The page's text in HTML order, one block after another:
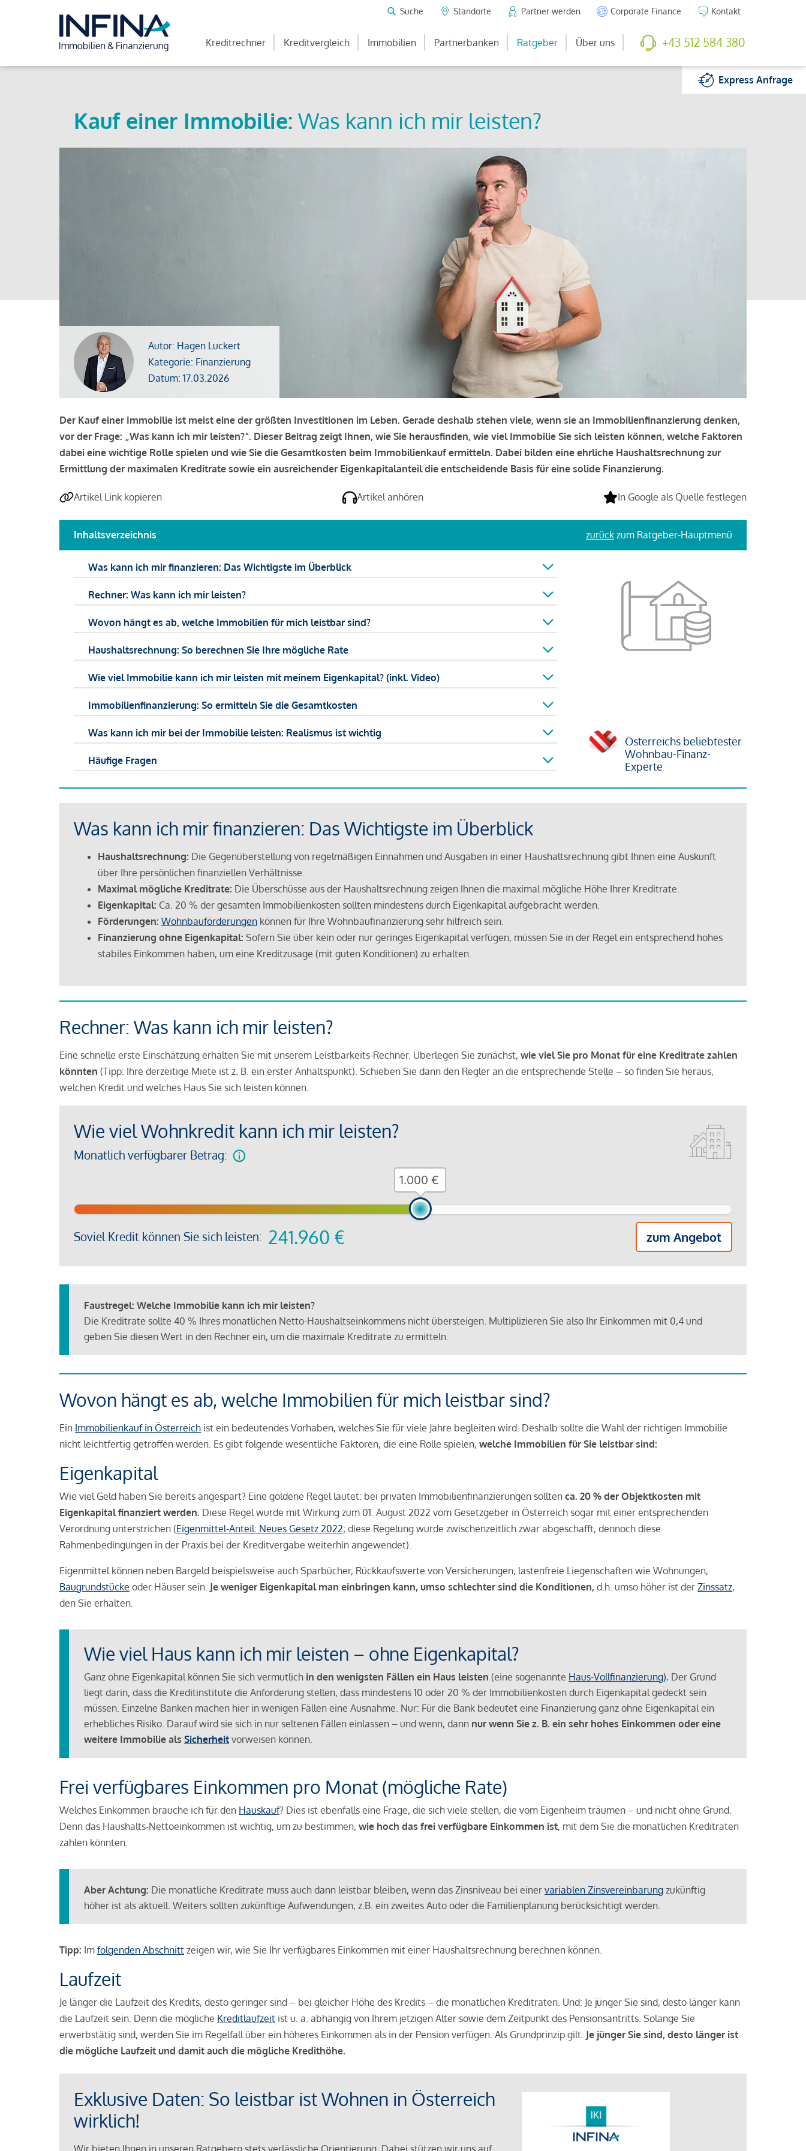
Suche Standorte Partner werden Corporate Finance Kontakt
Kreditrechner Kreditvergleich Immobilien Partnerbanken Ratgeber Über uns +43 512 584 380
ExpressAnfrage
Kauf einer Immobilie: Was kann ich mir leisten?
Autor: Hagen Luckert
Kategorie: Finanzierung
Datum: 17.03.2026
Der Kauf einer Immobilie ist meist eine der größten Investitionen im Leben. Gerade deshalb stehen viele, wenn sie an Immobilienfinanzierung denken,
vor der Frage: „Was kann ich mir leisten?“. Dieser Beitrag zeigt Ihnen, wie Sie herausfinden, wie viel Immobilie Sie sich leisten können, welche Faktoren
dabei eine wichtige Rolle spielen und wie Sie die Gesamtkosten beim Immobilienkauf ermitteln. Dabei bilden eine ehrliche Haushaltsrechnung zur
Ermittlung der maximalen Kreditrate sowie ein ausreichender Eigenkapitalanteil die entscheidende Basis für eine solide Finanzierung.
Artikel Link kopieren Artikel anhören In Google als Quelle festlegen
Inhaltsverzeichnis zurück zum Ratgeber-Hauptmenü
Was kann ich mir finanzieren: Das Wichtigste im Überblick
Rechner: Was kann ich mir leisten?
Wovon hängt es ab, welche Immobilien für mich leistbar sind?
Haushaltsrechnung: So berechnen Sie Ihre mögliche Rate
Wie viel Immobilie kann ich mir leisten mit meinem Eigenkapital? (inkl. Video)
Immobilienfinanzierung: So ermitteln Sie die Gesamtkosten
Was kann ich mir bei der Immobilie leisten: Realismus ist wichtig
Häufige Fragen
Österreichs beliebtester
Wohnbau-Finanz-
Experte
Was kann ich mir finanzieren: Das Wichtigste im Überblick
Haushaltsrechnung: Die Gegenüberstellung von regelmäßigen Einnahmen und Ausgaben in einer Haushaltsrechnung gibt Ihnen eine Auskunft
über Ihre persönlichen finanziellen Verhältnisse.
Maximal mögliche Kreditrate: Die Überschüsse aus der Haushaltsrechnung zeigen Ihnen die maximal mögliche Höhe Ihrer Kreditrate.
Eigenkapital: Ca. 20 % der gesamten Immobilienkosten sollten mindestens durch Eigenkapital aufgebracht werden.
Förderungen: Wohnbauförderungen können für Ihre Wohnbaufinanzierung sehr hilfreich sein.
Finanzierung ohne Eigenkapital: Sofern Sie über kein oder nur geringes Eigenkapital verfügen, müssen Sie in der Regel ein entsprechend hohes
stabiles Einkommen haben, um eine Kreditzusage (mit guten Konditionen) zu erhalten.
Rechner: Was kann ich mir leisten?
Eine schnelle erste Einschätzung erhalten Sie mit unserem Leistbarkeits-Rechner. Überlegen Sie zunächst, wie viel Sie pro Monat für eine Kreditrate zahlen
könnten (Tipp: Ihre derzeitige Miete ist z. B. ein erster Anhaltspunkt). Schieben Sie dann den Regler an die entsprechende Stelle – so finden Sie heraus,
welchen Kredit und welches Haus Sie sich leisten können.
Wie viel Wohnkredit kann ich mir leisten?
Monatlich verfügbarer Betrag:
Soviel Kredit können Sie sich leisten: 241.960 € zum Angebot
€
Faustregel: Welche Immobilie kann ich mir leisten?
Die Kreditrate sollte 40 % Ihres monatlichen Netto-Haushaltseinkommens nicht übersteigen. Multiplizieren Sie also Ihr Einkommen mit 0,4 und
geben Sie diesen Wert in den Rechner ein, um die maximale Kreditrate zu ermitteln.
Wovon hängt es ab, welche Immobilien für mich leistbar sind?
Ein Immobilienkauf in Österreich ist ein bedeutendes Vorhaben, welches Sie für viele Jahre begleiten wird. Deshalb sollte die Wahl der richtigen Immobilie
nicht leichtfertig getroffen werden. Es gibt folgende wesentliche Faktoren, die eine Rolle spielen, welche Immobilien für Sie leistbar sind:
Eigenkapital
Wie viel Geld haben Sie bereits angespart? Eine goldene Regel lautet: bei privaten Immobilienfinanzierungen sollten ca. 20 % der Objektkosten mit
Eigenkapital finanziert werden. Diese Regel wurde mit Wirkung zum 01. August 2022 vom Gesetzgeber in Österreich sogar mit einer entsprechenden
Verordnung unterstrichen (Eigenmittel-Anteil: Neues Gesetz 2022; diese Regelung wurde zwischenzeitlich zwar abgeschafft, dennoch diese
Rahmenbedingungen in der Praxis bei der Kreditvergabe weiterhin angewendet).
Eigenmittel können neben Bargeld beispielsweise auch Sparbücher, Rückkaufswerte von Versicherungen, lastenfreie Liegenschaften wie Wohnungen,
Baugrundstücke oder Häuser sein. Je weniger Eigenkapital man einbringen kann, umso schlechter sind die Konditionen, d.h. umso höher ist der Zinssatz,
den Sie erhalten.
Wie viel Haus kann ich mir leisten – ohne Eigenkapital?
Ganz ohne Eigenkapital können Sie sich vermutlich in den wenigsten Fällen ein Haus leisten (eine sogenannte Haus-Vollfinanzierung). Der Grund
liegt darin, dass die Kreditinstitute die Anforderung stellen, dass mindestens 10 oder 20 % der Immobilienkosten durch Eigenkapital gedeckt sein
müssen. Einzelne Banken machen hier in wenigen Fällen eine Ausnahme. Nur: Für die Bank bedeutet eine Finanzierung ganz ohne Eigenkapital ein
erhebliches Risiko. Darauf wird sie sich in nur seltenen Fällen einlassen – und wenn, dann nur wenn Sie z. B. ein sehr hohes Einkommen oder eine
weitere Immobilie als Sicherheit vorweisen können.
Frei verfügbares Einkommen pro Monat (mögliche Rate)
Welches Einkommen brauche ich für den Hauskauf? Dies ist ebenfalls eine Frage, die sich viele stellen, die vom Eigenheim träumen – und nicht ohne Grund.
Denn das Haushalts-Nettoeinkommen ist wichtig, um zu bestimmen, wie hoch das frei verfügbare Einkommen ist, mit dem Sie die monatlichen Kreditraten
zahlen könnten.
Aber Achtung: Die monatliche Kreditrate muss auch dann leistbar bleiben, wenn das Zinsniveau bei einer variablen Zinsvereinbarung zukünftig
höher ist als aktuell. Weiters sollten zukünftige Aufwendungen, z.B. ein zweites Auto oder die Familienplanung berücksichtigt werden.
Tipp: Im folgenden Abschnitt zeigen wir, wie Sie Ihr verfügbares Einkommen mit einer Haushaltsrechnung berechnen können.
Laufzeit
Je länger die Laufzeit des Kredits, desto geringer sind – bei gleicher Höhe des Kredits – die monatlichen Kreditraten. Und: Je jünger Sie sind, desto länger kann
die Laufzeit sein. Denn die mögliche Kreditlaufzeit ist u. a. abhängig von Ihrem jetzigen Alter sowie dem Zeitpunkt des Pensionsantritts. Solange Sie
erwerbstätig sind, werden Sie im Regelfall über ein höheres Einkommen als in der Pension verfügen. Als Grundprinzip gilt: Je jünger Sie sind, desto länger ist
die mögliche Laufzeit und damit auch die mögliche Kredithöhe.
Exklusive Daten: So leistbar ist Wohnen in Österreich
wirklich!